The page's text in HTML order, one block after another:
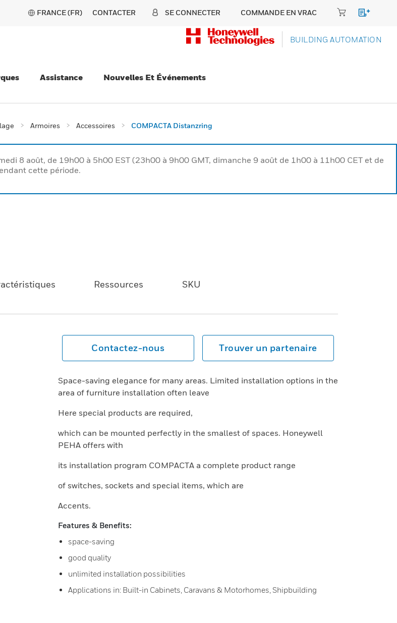
FRANCE (FR) CONTACTER SE CONNECTER COMMANDE EN VRAC
BUILDING AUTOMATION
Assistance Nouvelles Et Événements
Armoires Accessoires COMPACTA Distanzring
8 août, de 19h00 à 5h00 EST (23h00 à 9h00 GMT, dimanche 9 août de 1h00 à 11h00 CET et de
cette période.
Ressources SKU
Contactez-nous Trouver un partenaire
Space-saving elegance for many areas. Limited installation options in the
area of furniture installation often leave
Here special products are required,
which can be mounted perfectly in the smallest of spaces. Honeywell
PEHA offers with
its installation program COMPACTA a complete product range
of switches, sockets and special items, which are
Accents.
Features & Benefits:
space-saving
good quality
unlimited installation possibilities
Applications in: Built-in Cabinets, Caravans & Motorhomes, Shipbuilding